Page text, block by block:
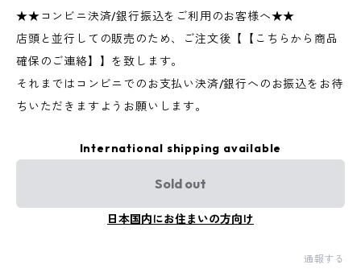
★★コンビニ決済/銀行振込をご利用のお客様へ★★
店頭と並行しての販売のため、ご注文後【【こちらから商品
確保のご連絡】】を致します。
それまではコンビニでのお支払い決済/銀行へのお振込をお待
ちいただきますようお願いします。
International shipping available
Sold out
日本国内にお住まいの方向け
通報する